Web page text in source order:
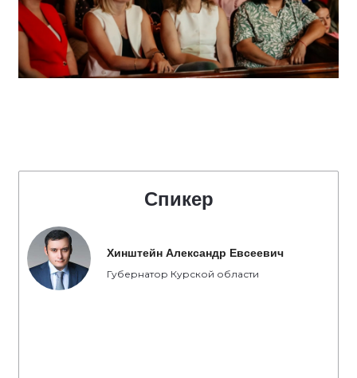
Спикер
Хинштейн Александр Евсеевич
Губернатор Курской области